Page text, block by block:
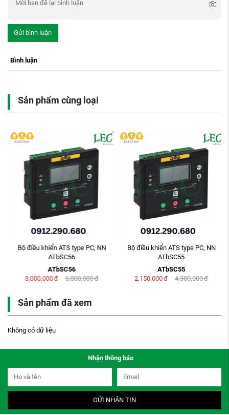
Gửi bình luận
Bình luận
Sản phẩm cùng loại
Bộ điều khiển ATS type PC, NN
ATbSC56
ATbSC56
3,000,000đ 6,000,000đ
Bộ điều khiển ATS type PC, NN
ATbSC55
ATbSC55
2,150,000đ 4,300,000đ
Sản phẩm đã xem
Không có dữ liệu
Nhận thông báo
GỬI NHẬN TIN